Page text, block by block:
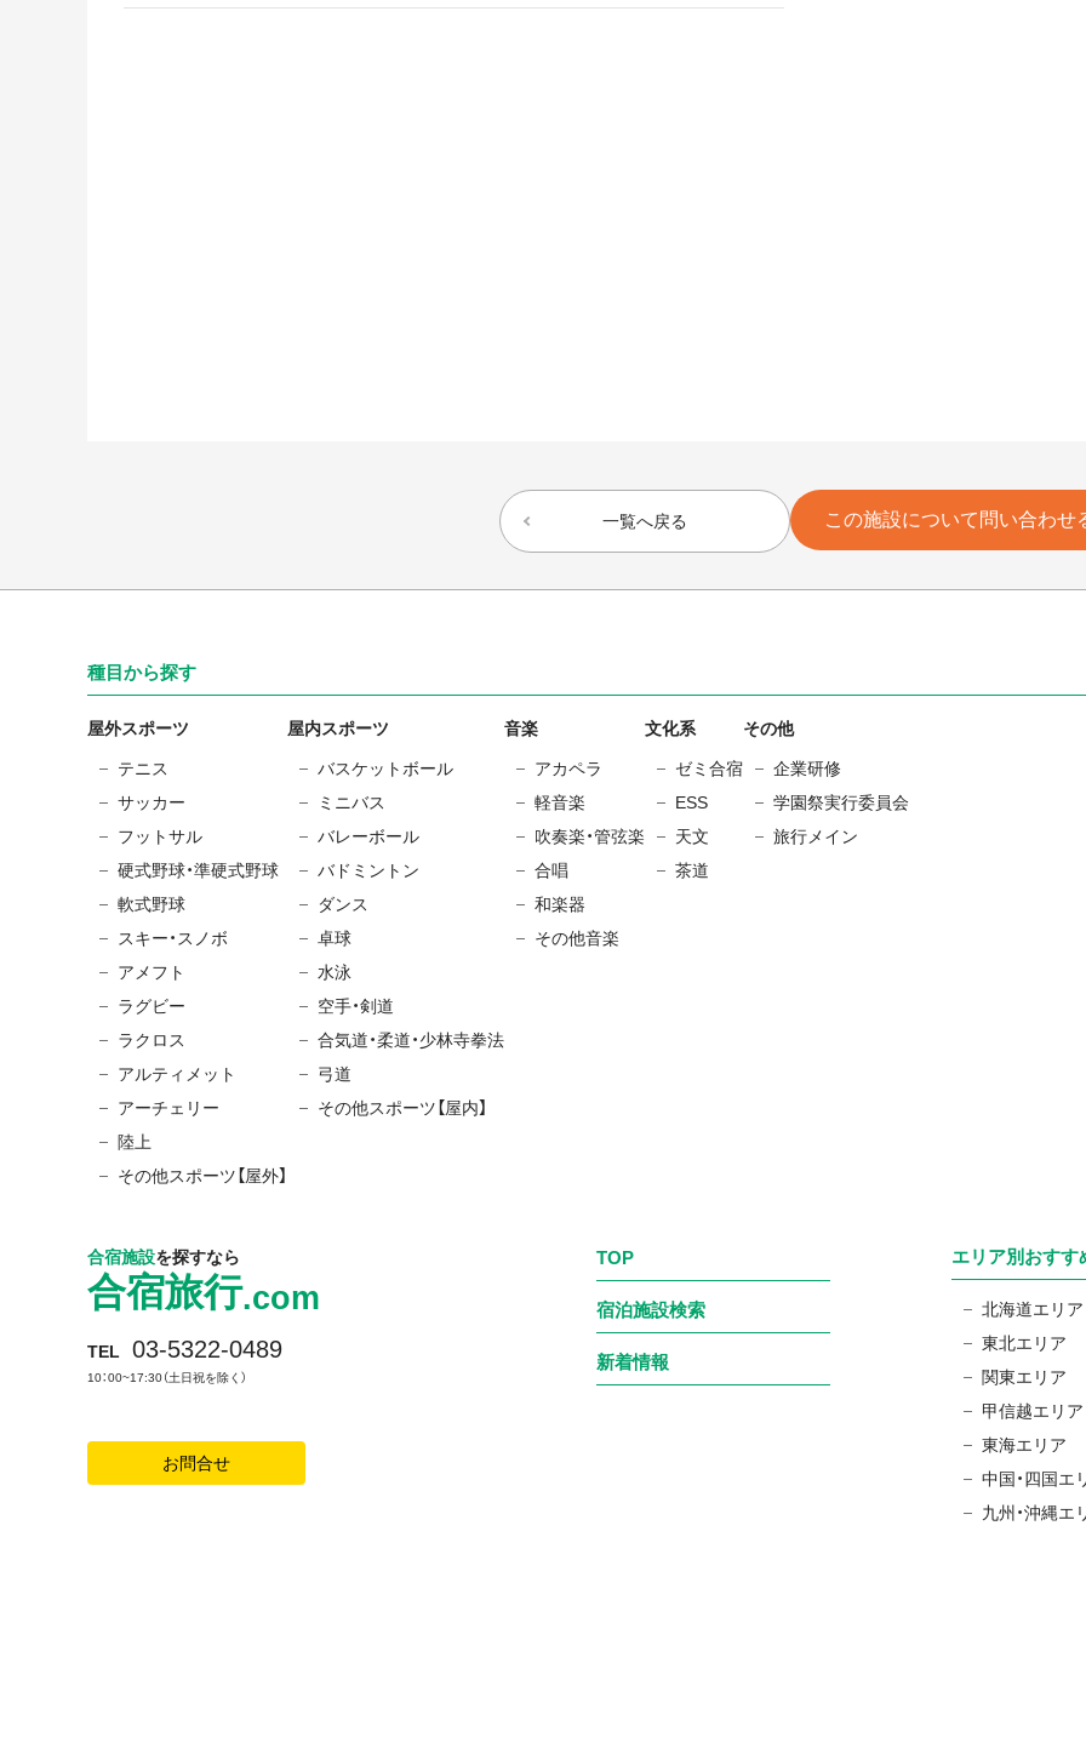
一覧へ戻る この施設について問い合わせ
合宿施設を探すなら
合宿旅行.com
TEL 03-5322-0489
10：00~17:30（土日祝を除く）
お問合せ
TOP
宿泊施設検索
新着情報
種目から探す
屋外スポーツ
テニス
サッカー
フットサル
硬式野球・準硬式野球
軟式野球
スキー・スノボ
アメフト
ラグビー
ラクロス
アルティメット
アーチェリー
陸上
その他スポーツ【屋外】
屋内スポーツ
バスケットボール
ミニバス
バレーボール
バドミントン
ダンス
卓球
水泳
空手・剣道
合気道・柔道・少林寺拳法
弓道
その他スポーツ【屋内】
音楽
アカペラ
軽音楽
吹奏楽・管弦楽
合唱
和楽器
その他音楽
文化系
ゼミ合宿
ESS
天文
茶道
その他
企業研修
学園祭実行委員会
旅行メイン
エリア別おすす
北海道エリア
東北エリア
関東エリア
甲信越エリア
東海エリア
中国・四国エ
九州・沖縄エ